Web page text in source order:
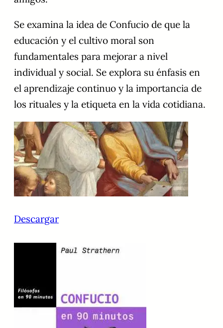
Se examina la idea de Confucio de que la
educación y el cultivo moral son
fundamentales para mejorar a nivel
individual y social. Se explora su énfasis en
el aprendizaje continuo y la importancia de
los rituales y la etiqueta en la vida cotidiana.
Descargar